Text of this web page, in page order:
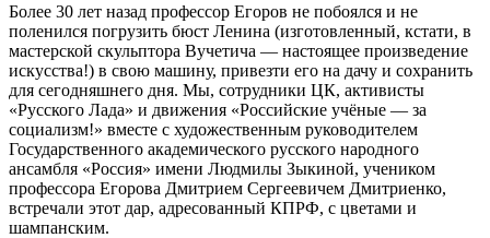
Более 30 лет назад профессор Егоров не побоялся и не
поленился погрузить бюст Ленина (изготовленный, кстати, в
мастерской скульптора Вучетича — настоящее произведение
искусства!) в свою машину, привезти его на дачу и сохранить
для сегодняшнего дня. Мы, сотрудники ЦК, активисты
«Русского Лада» и движения «Российские учёные — за
социализм!» вместе с художественным руководителем
Государственного академического русского народного
ансамбля «Россия» имени Людмилы Зыкиной, учеником
профессора Егорова Дмитрием Сергеевичем Дмитриенко,
встречали этот дар, адресованный КПРФ, с цветами и
шампанским.